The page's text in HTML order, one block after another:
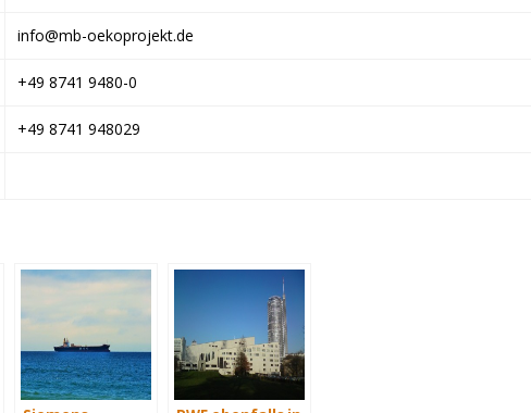
info@mb-oekoprojekt.de
+49 8741 9480-0
+49 8741 948029